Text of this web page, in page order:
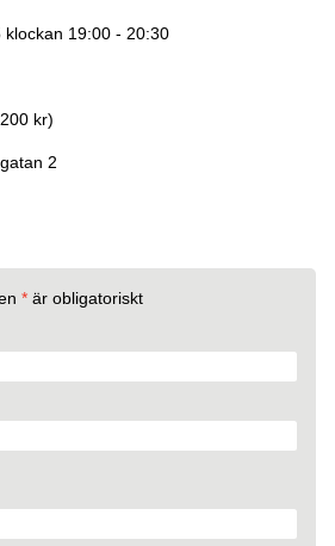
19:00 - 20:30
kr)
2
* är obligatoriskt